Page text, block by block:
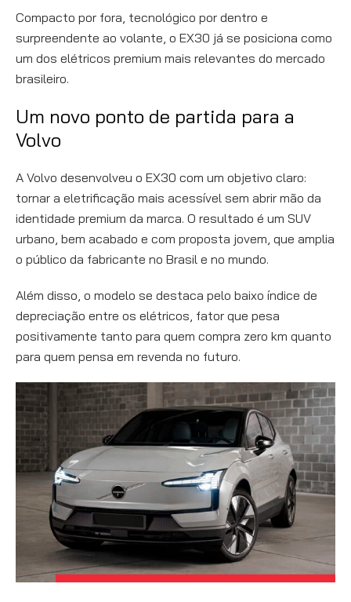
Compacto por fora, tecnológico por dentro e
surpreendente ao volante, o EX30 já se posiciona como
um dos elétricos premium mais relevantes do mercado
brasileiro.
Um novo ponto de partida para a
Volvo
A Volvo desenvolveu o EX30 com um objetivo claro:
tornar a eletrificação mais acessível sem abrir mão da
identidade premium da marca. O resultado é um SUV
urbano, bem acabado e com proposta jovem, que amplia
o público da fabricante no Brasil e no mundo.
Além disso, o modelo se destaca pelo baixo índice de
depreciação entre os elétricos, fator que pesa
positivamente tanto para quem compra zero km quanto
para quem pensa em revenda no futuro.